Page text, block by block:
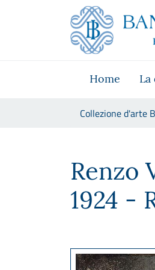
Skip to Main Content
Vai al sito istituzionale
Vai al menu di navigazione
Vai alla ricerca
Vai ai contenuti
Home La
Collezione d'arte
Renzo
1924 -